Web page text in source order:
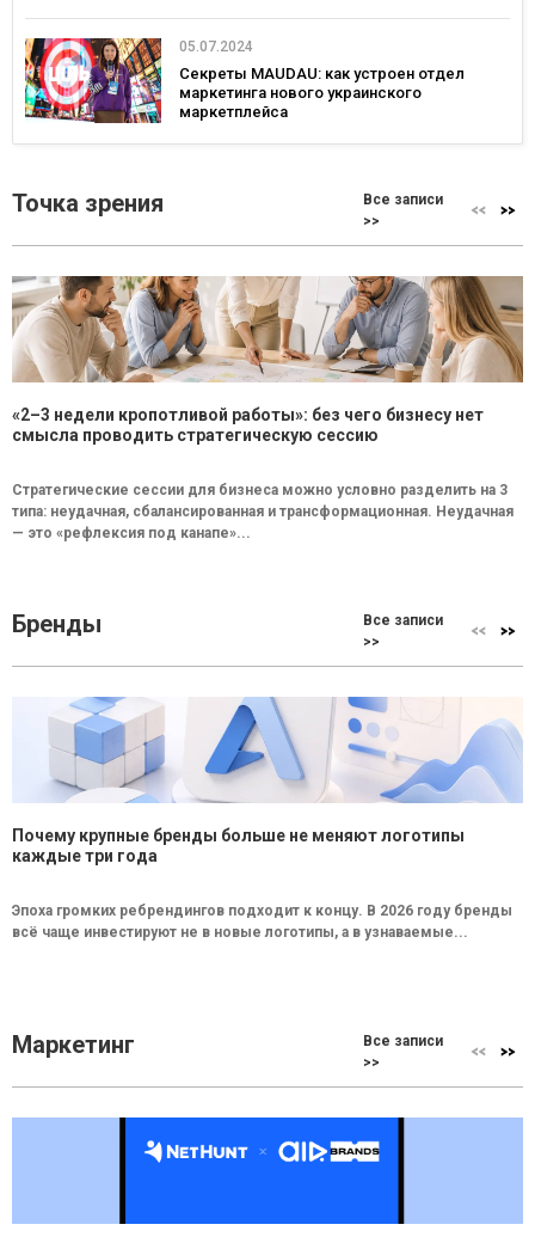
05.07.2024
Секреты MAUDAU: как устроен отдел
маркетинга нового украинского
маркетплейса
Точка зрения
Все записи
>>
«2–3 недели кропотливой работы»: без чего бизнесу нет
смысла проводить стратегическую сессию
Стратегические сессии для бизнеса можно условно разделить на 3
типа: неудачная, сбалансированная и трансформационная. Неудачная
— это «рефлексия под канапе»...
Бренды
Все записи
>>
Почему крупные бренды больше не меняют логотипы
каждые три года
Эпоха громких ребрендингов подходит к концу. В 2026 году бренды
всё чаще инвестируют не в новые логотипы, а в узнаваемые...
Маркетинг
Все записи
>>